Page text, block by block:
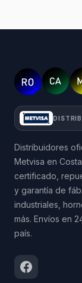
Distribuidores
Metvisa en
certificado,
y garantía de
industriales,
más. Envíos en
país.